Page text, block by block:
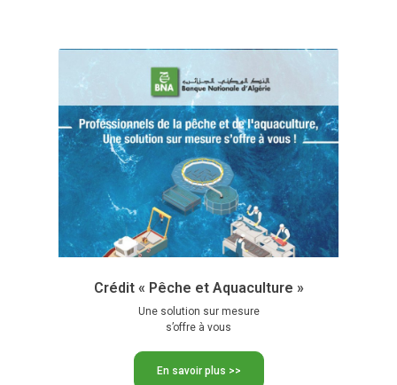
Crédit « Pêche et Aquaculture »
Une solution sur mesure
s’offre à vous
En savoir plus >>